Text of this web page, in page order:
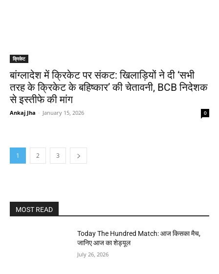
क्रिकेट
बांग्लादेश में क्रिकेट पर संकट: खिलाड़ियों ने दी ‘सभी
तरह के क्रिकेट के बहिष्कार’ की चेतावनी, BCB निदेशक
से इस्तीफे की मांग
Ankaj Jha - January 15, 2026 0
1 2 3
MOST READ
Today The Hundred Match: आज किसका मैच,
जानिए आज का शेड्यूल
July 26, 2026